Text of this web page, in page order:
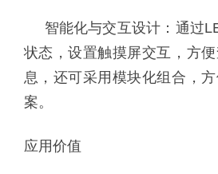
智能化与交互设计：通过
状态，设置触摸屏交互，方
息，还可采用模块化组合，
案。
应用价值